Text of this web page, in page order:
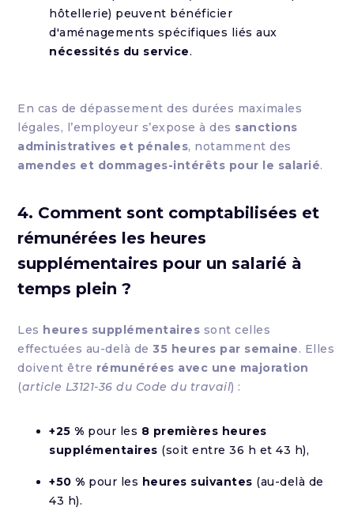
hôtellerie) peuvent bénéficier
d'aménagements spécifiques liés aux
nécessités du service.
En cas de dépassement des durées maximales
légales, l’employeur s’expose à des sanctions
administratives et pénales, notamment des
amendes et dommages-intérêts pour le salarié.
4. Comment sont comptabilisées et
rémunérées les heures
supplémentaires pour un salarié à
temps plein ?
Les heures supplémentaires sont celles
effectuées au-delà de35 heures par semaine. Elles
doivent être rémunérées avec une majoration
(article L3121-36 du Code du travail) :
+25 % pour les 8 premières heures
supplémentaires (soit entre 36 h et 43 h),
+50 % pour les heures suivantes (au-delà de
43 h).